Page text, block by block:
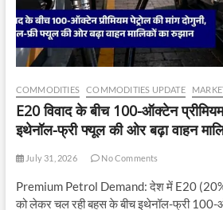
COMMODITIES COMMODITIES UPDATE
E20 विवाद के बीच 100-ऑक्टेन
इथेनॉल-फ्री फ्यूल की ओर बढ़ा वाहन
July 31, 2026 No Comments
Premium Petrol Demand: देश में E20 (20%
को लेकर चल रही बहस के बीच इथेनॉल-फ्री 100-